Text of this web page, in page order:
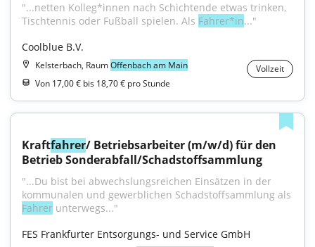
"...netten Kolleg*innen nach Schichtende etwas trinken,
Tischtennis oder Fußball spielen. Als Fahrer*in..."
Coolblue B.V.
Kelsterbach, RaumOffenbach am Main
Vollzeit
Von 17,00 € bis 18,70 € pro Stunde
Kraftfahrer/ Betriebsarbeiter (m/w/d) für den
Betrieb Sonderabfall/Schadstoffsammlung
"...Du bist bei abwechslungsreichen Einsätzen in der
Fahrer unterwegs..."
FES Frankfurter Entsorgungs- und Service GmbH